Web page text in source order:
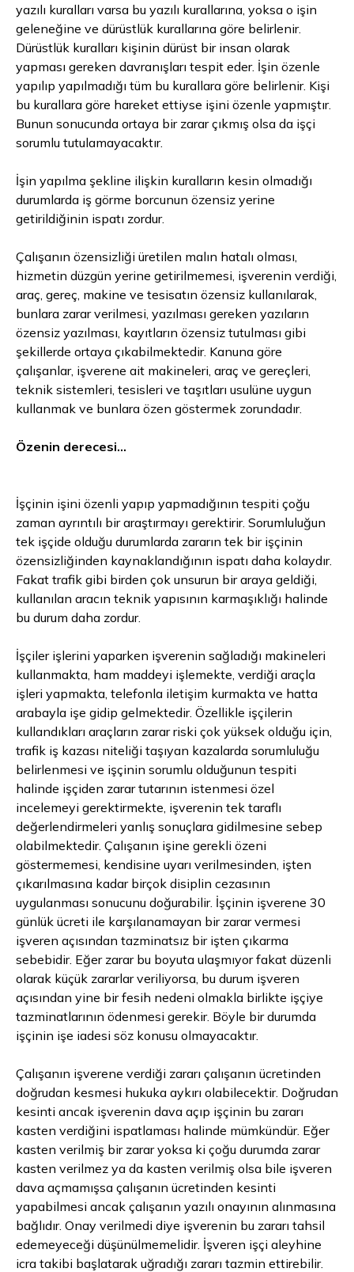
yazılı kuralları varsa bu yazılı kurallarına, yoksa o işin
geleneğine ve dürüstlük kurallarına göre belirlenir.
Dürüstlük kuralları kişinin dürüst bir insan olarak
yapması gereken davranışları tespit eder. İşin özenle
yapılıp yapılmadığı tüm bu kurallara göre belirlenir. Kişi
bu kurallara göre hareket ettiyse işini özenle yapmıştır.
Bunun sonucunda ortaya bir zarar çıkmış olsa da işçi
sorumlu tutulamayacaktır.
İşin yapılma şekline ilişkin kuralların kesin olmadığı
durumlarda iş görme borcunun özensiz yerine
getirildiğinin ispatı zordur.
Çalışanın özensizliği üretilen malın hatalı olması,
hizmetin düzgün yerine getirilmemesi, işverenin verdiği,
araç, gereç, makine ve tesisatın özensiz kullanılarak,
bunlara zarar verilmesi, yazılması gereken yazıların
özensiz yazılması, kayıtların özensiz tutulması gibi
şekillerde ortaya çıkabilmektedir. Kanuna göre
çalışanlar, işverene ait makineleri, araç ve gereçleri,
teknik sistemleri, tesisleri ve taşıtları usulüne uygun
kullanmak ve bunlara özen göstermek zorundadır.
Özenin derecesi...
İşçinin işini özenli yapıp yapmadığının tespiti çoğu
zaman ayrıntılı bir araştırmayı gerektirir. Sorumluluğun
tek işçide olduğu durumlarda zararın tek bir işçinin
özensizliğinden kaynaklandığının ispatı daha kolaydır.
Fakat trafik gibi birden çok unsurun bir araya geldiği,
kullanılan aracın teknik yapısının karmaşıklığı halinde
bu durum daha zordur.
İşçiler işlerini yaparken işverenin sağladığı makineleri
kullanmakta, ham maddeyi işlemekte, verdiği araçla
işleri yapmakta, telefonla iletişim kurmakta ve hatta
arabayla işe gidip gelmektedir. Özellikle işçilerin
kullandıkları araçların zarar riski çok yüksek olduğu için,
trafik iş kazası niteliği taşıyan kazalarda sorumluluğu
belirlenmesi ve işçinin sorumlu olduğunun tespiti
halinde işçiden zarar tutarının istenmesi özel
incelemeyi gerektirmekte, işverenin tek taraflı
değerlendirmeleri yanlış sonuçlara gidilmesine sebep
olabilmektedir. Çalışanın işine gerekli özeni
göstermemesi, kendisine uyarı verilmesinden, işten
çıkarılmasına kadar birçok disiplin cezasının
uygulanması sonucunu doğurabilir. İşçinin işverene 30
günlük ücreti ile karşılanamayan bir zarar vermesi
işveren açısından tazminatsız bir işten çıkarma
sebebidir. Eğer zarar bu boyuta ulaşmıyor fakat düzenli
olarak küçük zararlar veriliyorsa, bu durum işveren
açısından yine bir fesih nedeni olmakla birlikte işçiye
tazminatlarının ödenmesi gerekir. Böyle bir durumda
işçinin işe iadesi söz konusu olmayacaktır.
Çalışanın işverene verdiği zararı çalışanın ücretinden
doğrudan kesmesi hukuka aykırı olabilecektir. Doğrudan
kesinti ancak işverenin dava açıp işçinin bu zararı
kasten verdiğini ispatlaması halinde mümkündür. Eğer
kasten verilmiş bir zarar yoksa ki çoğu durumda zarar
kasten verilmez ya da kasten verilmiş olsa bile işveren
dava açmamışsa çalışanın ücretinden kesinti
yapabilmesi ancak çalışanın yazılı onayının alınmasına
bağlıdır. Onay verilmedi diye işverenin bu zararı tahsil
edemeyeceği düşünülmemelidir. İşveren işçi aleyhine
icra takibi başlatarak uğradığı zararı tazmin ettirebilir.